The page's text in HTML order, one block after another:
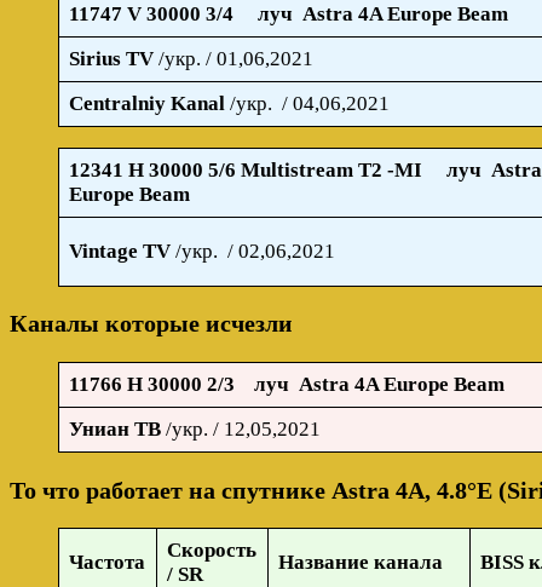
11747 V 30000 3/4
луч Astra 4A Europe Beam
Sirius TV /укр. / 01,06,2021
Centralniy Kanal /укр. / 04,06,2021
12341 H 30000 5/6 Multistream T2 -MI
луч Astra
Europe Beam
Vintage TV /укр. / 02,06,2021
Каналы которые исчезли
11766 H 30000 2/3 луч Astra 4A Europe Beam
Униан ТВ/укр. / 12,05,2021
То что работает на спутнике Astra 4A, 4.8°E
Частота
Скорость
/ SR
Название канала BISS